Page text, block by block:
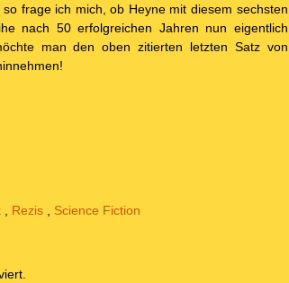
frage ich mich, ob Heyne mit diesem sechsten
nach 50 erfolgreichen Jahren nun eigentlich
man den oben zitierten letzten Satz von
Rezis Science Fiction